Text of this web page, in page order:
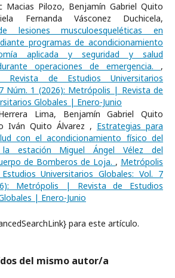
Macias Pilozo, Benjamín Gabriel Quito
Fernanda Vásconez Duchicela,
lesiones musculoesqueléticas en
programas de acondicionamiento
aplicada y seguridad y salud
operaciones de emergencia. ,
de Estudios Universitarios
Núm. 1 (2026): Metrópolis | Revista de
Globales | Enero-Junio
Lima, Benjamín Gabriel Quito
Iván Quito Álvarez , Estrategias para
con el acondicionamiento físico del
estación Miguel Ángel Vélez del
de Bomberos de Loja. , Metrópolis
Universitarios Globales: Vol. 7
Metrópolis | Revista de Estudios
| Enero-Junio
para este artículo.
del mismo autor/a